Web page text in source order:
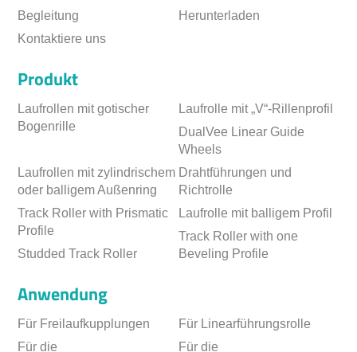
Begleitung
Herunterladen
Kontaktiere uns
Produkt
Laufrollen mit gotischer
Bogenrille
Laufrolle mit „V“-Rillenprofil
DualVee Linear Guide
Wheels
Drahtführungen und
Richtrolle
Laufrollen mit zylindrischem
oder balligem Außenring
Laufrolle mit balligem Profil
Track Roller with Prismatic
Profile
Track Roller with one
Beveling Profile
Studded Track Roller
Anwendung
Für Freilaufkupplungen
Für Linearführungsrolle
Für die
Für die